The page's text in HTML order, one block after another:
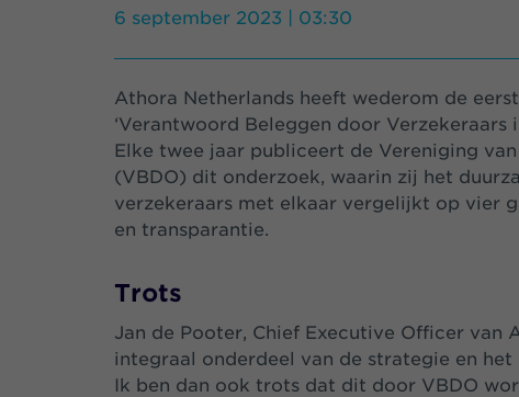
6 september 2023 | 03:30
Athora Netherlands heeft wederom de
‘Verantwoord Beleggen door Verzekeraars
Elke twee jaar publiceert de Vereniging
(VBDO) dit onderzoek, waarin zij het
verzekeraars met elkaar vergelijkt op vier
en transparantie.
Trots
Jan de Pooter, Chief Executive Officer van
integraal onderdeel van de strategie en
Ik ben dan ook trots dat dit door VBDO